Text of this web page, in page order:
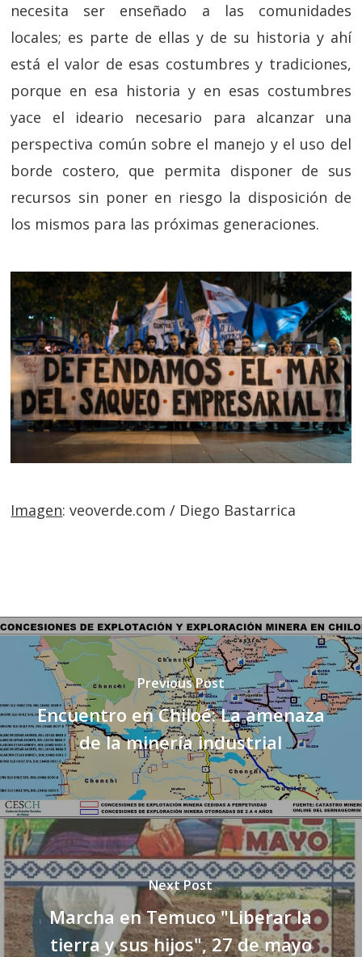
necesita ser enseñado a las comunidades
locales; es parte de ellas y de su historia y ahí
está el valor de esas costumbres y tradiciones,
porque en esa historia y en esas costumbres
yace el ideario necesario para alcanzar una
perspectiva común sobre el manejo y el uso del
borde costero, que permita disponer de sus
recursos sin poner en riesgo la disposición de
los mismos para las próximas generaciones.
Imagen: veoverde.com / Diego Bastarrica
Previous Post
Encuentro en Chiloé: La amenaza
de la minería industrial
Next Post
Marcha en Temuco "Liberar la
tierra y sus hijos", 27 de mayo